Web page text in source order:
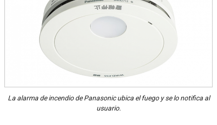
La alarma de incendio de Panasonic ubica el fuego y se lo notifica al
usuario.